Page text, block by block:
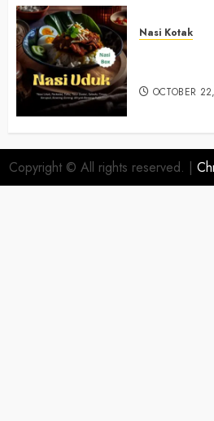
Nasi Kotak
OCTOBER
Copyright © All rights reserved. |